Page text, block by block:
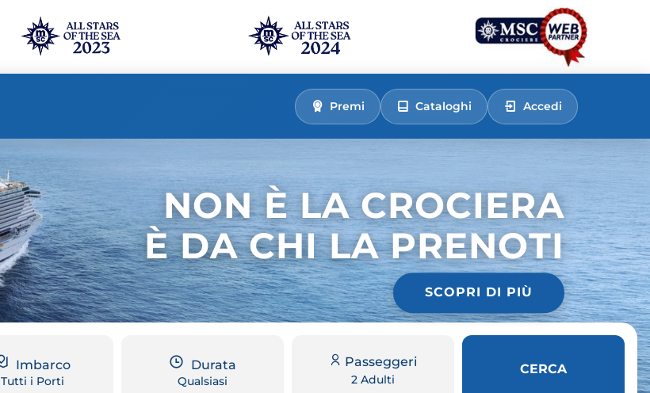
Premi Cataloghi Accedi
NON È LA CROCIERA
È DA CHI LA PRENOTI
SCOPRI DI PIÙ
Imbarco
Tutti i Porti
Durata
Qualsiasi
Passeggeri
2 Adulti
CERCA